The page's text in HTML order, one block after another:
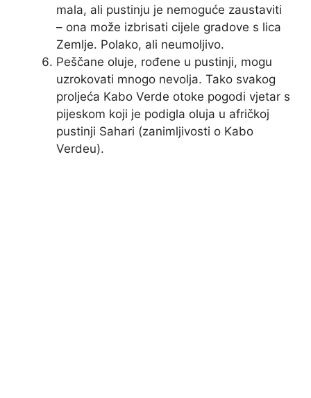
mala, ali pustinju je nemoguće zaustaviti
– ona može izbrisati cijele gradove s lica
Zemlje. Polako, ali neumoljivo.
Peščane oluje, rođene u pustinji, mogu
uzrokovati mnogo nevolja. Tako svakog
proljeća Kabo Verde otoke pogodi vjetar s
pijeskom koji je podigla oluja u afričkoj
pustinji Sahari (zanimljivosti o Kabo
Verdeu).